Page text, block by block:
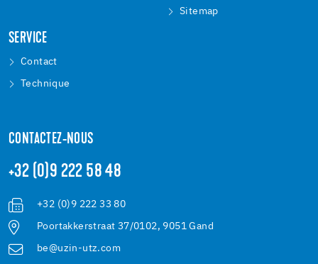
Sitemap
SERVICE
Contact
Technique
CONTACTEZ-NOUS
+32 (0)9 222 58 48
+32 (0)9 222 33 80
Poortakkerstraat 37/0102, 9051 Gand
be@uzin-utz.com